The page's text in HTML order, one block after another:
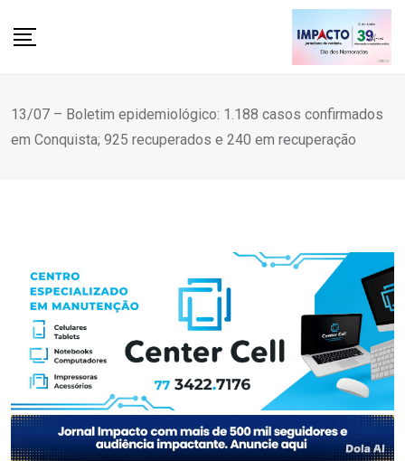
13/07 – Boletim epidemiológico: 1.188 casos confirmados
em Conquista; 925 recuperados e 240 em recuperação